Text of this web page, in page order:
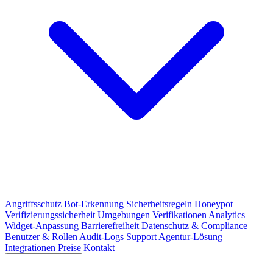
Angriffsschutz Bot-Erkennung Sicherheitsregeln Honeypot
Verifizierungssicherheit Umgebungen Verifikationen Analytics
Widget-Anpassung Barrierefreiheit Datenschutz & Compliance
Benutzer & Rollen Audit-Logs Support Agentur-Lösung
Integrationen Preise Kontakt